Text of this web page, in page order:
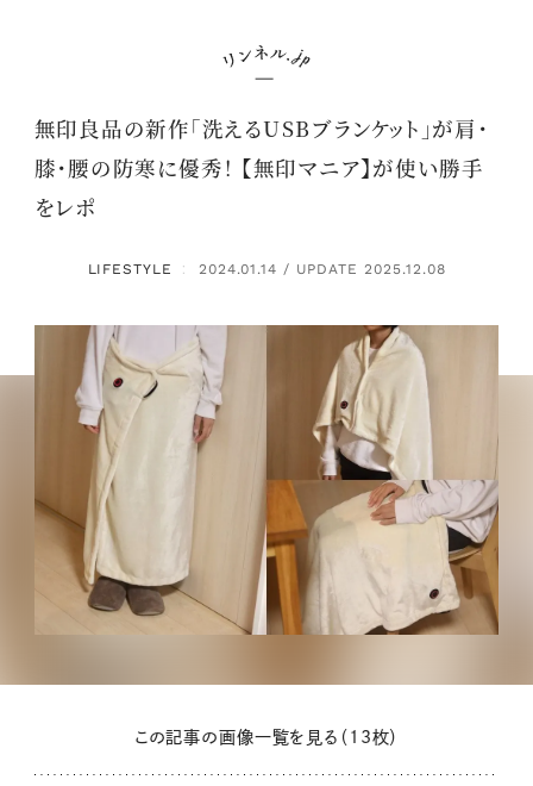
無印良品の新作「洗えるUSBブランケット」が肩・
膝・腰の防寒に優秀！ 【無印マニア】が使い勝手
をレポ
LIFESTYLE ： 2024.01.14 / UPDATE 2025.12.08
この記事の画像一覧を見る（13枚）